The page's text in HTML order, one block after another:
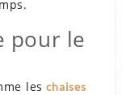
pour le
les chaises